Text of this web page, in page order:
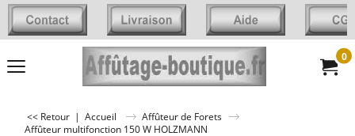
0
<< Retour | Accueil
Affûteur de Forets
Affûteur multifonction 150 W HOLZMANN